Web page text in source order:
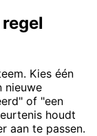
Kies één
nieuwe
of "een
houdt
aan te passen.